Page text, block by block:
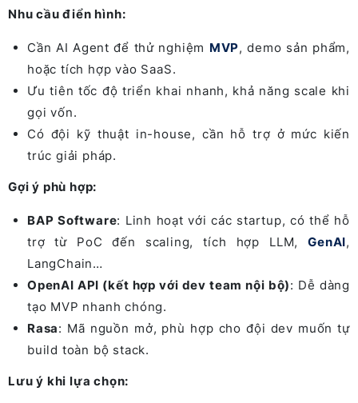
Nhu cầu điển hình:
Cần AI Agent để thử nghiệm MVP, demo sản phẩm,
hoặc tích hợp vào SaaS.
Ưu tiên tốc độ triển khai nhanh, khả năng scale khi
gọi vốn.
Có đội kỹ thuật in-house, cần hỗ trợ ở mức kiến
trúc giải pháp.
Gợi ý phù hợp:
BAP Software: Linh hoạt với các startup, có thể hỗ
trợ từ PoC đến scaling, tích hợp LLM,GenAI,
LangChain…
OpenAI API (kết hợp với dev team nội bộ): Dễ dàng
tạo MVP nhanh chóng.
Rasa: Mã nguồn mở, phù hợp cho đội dev muốn tự
build toàn bộ stack.
Lưu ý khi lựa chọn: